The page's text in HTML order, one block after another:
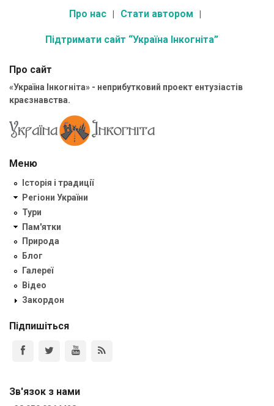
Про нас Стати автором
Підтримати сайт “Україна Інкогніта”
Про сайт
«Україна Інкогніта» - неприбутковий проект ентузіастів
краєзнавства.
Меню
Історія і традиції
Регіони України
Тури
Пам'ятки
Природа
Блог
Галереї
Відео
Закордон
Підпишіться
Зв'язок з нами